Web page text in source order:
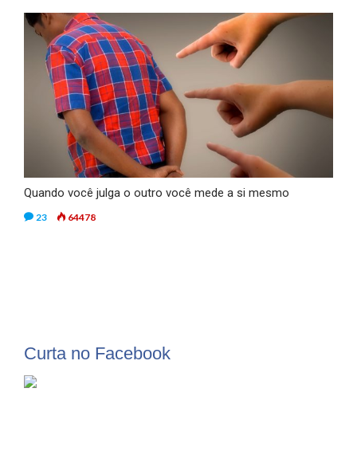
Quando você julga o outro você mede a si mesmo
23 64478
Curta no Facebook